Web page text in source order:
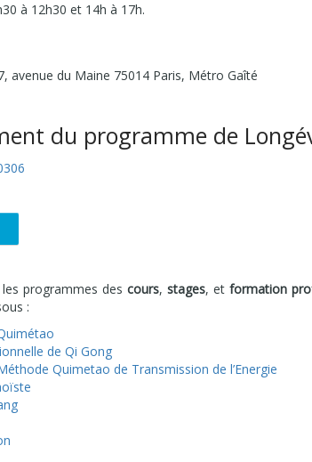
à 12h30 et 14h à 17h.
avenue du Maine 75014 Paris, Métro Gaîté
du programme de
programmes des cours, stages, et formation
:
de Qi Gong
Quimetao de Transmission de l’Energie